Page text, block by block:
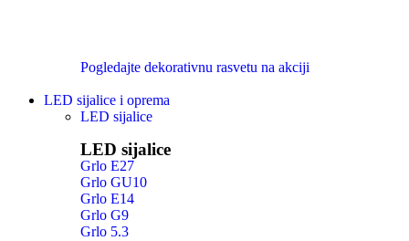
Pogledajte dekorativnu rasvetu na akciji
LED sijalice i oprema
LED sijalice
LED sijalice
Grlo E27
Grlo GU10
Grlo E14
Grlo G9
Grlo 5.3